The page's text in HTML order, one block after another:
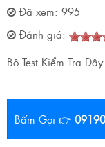
Đã xem: 995
Đánh giá:
Bộ Test Kiểm Tra
Bấm Gọi 👉